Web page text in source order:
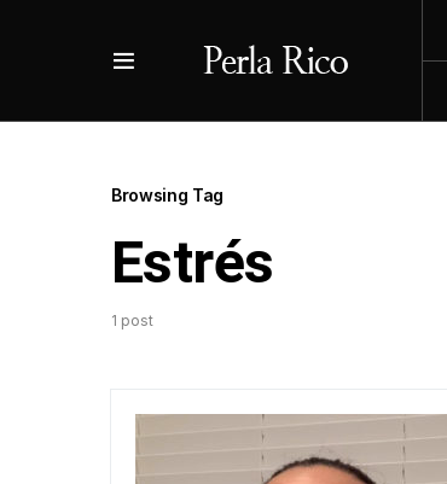
Browsing Tag
Estrés
1 post